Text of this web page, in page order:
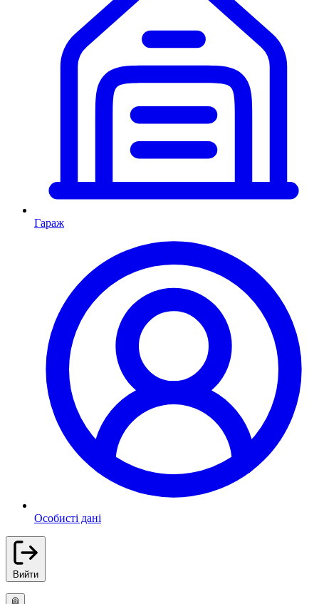
Гараж
Особисті дані
Вийти